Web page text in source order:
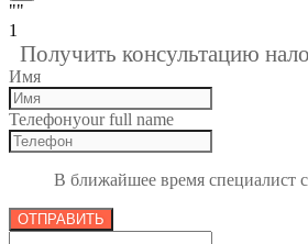
""
1
Получить консультацию
Имя
Телефонyour full name
В ближайшее время специалист
ОТПРАВИТЬ